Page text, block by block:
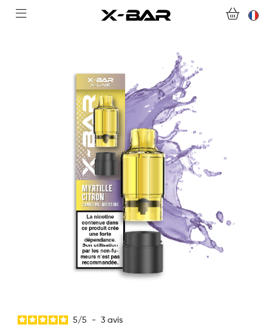
COLLECTIONS
NOUS CONTACTER
FOIRE AUX QUESTIONS
DEVENIR REVENDEUR
MON COMPTE
5/5 - 3 avis